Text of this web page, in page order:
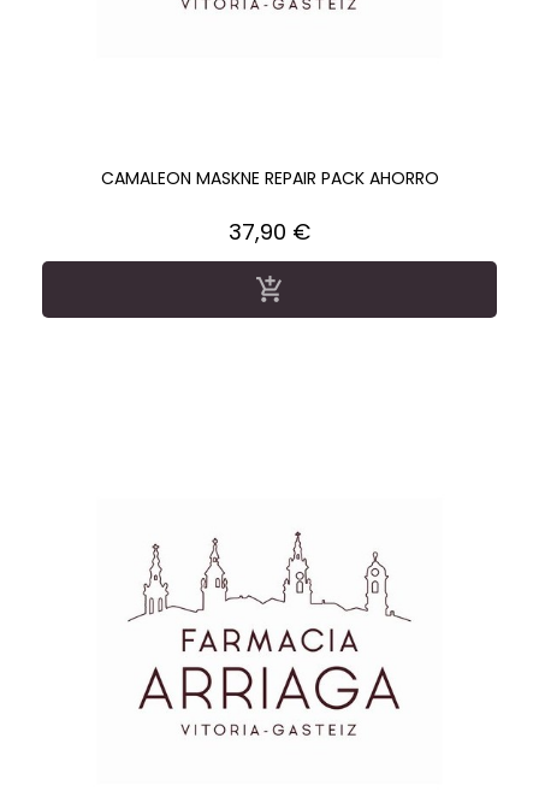
CAMALEON MASKNE REPAIR PACK AHORRO
Precio
37,90 €
